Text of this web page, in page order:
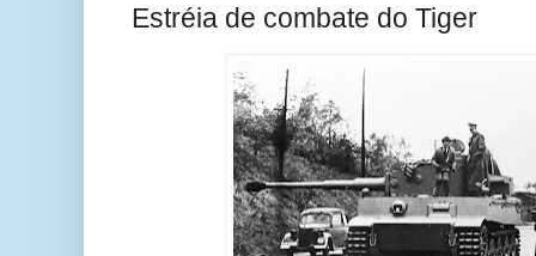
Estréia de combate do Tiger